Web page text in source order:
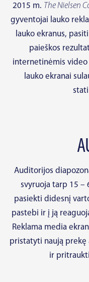
2015 m. The Nielsen
gyventojai lauko
lauko ekranus,
paieškos
internetinėmis video
lauko ekranai
Auditorijos
svyruoja tarp 15 –
pasiekti didesnį
pastebi ir į ją
Reklama media
pristatyti naują prekę
ir